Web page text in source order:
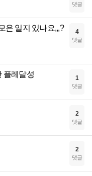
댓글
은 일지 있나요,,,? 4
댓글
플레달성 1
댓글
2
댓글
2
댓글